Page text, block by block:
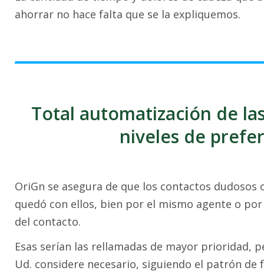
ahorrar no hace falta que se la expliquemos.
Total automatización de
niveles de
OriGn se asegura de que los contactos
quedó con ellos, bien por el mismo agente o
del contacto.
Esas serían las rellamadas de mayor prioridad,
Ud. considere necesario, siguiendo el patrón